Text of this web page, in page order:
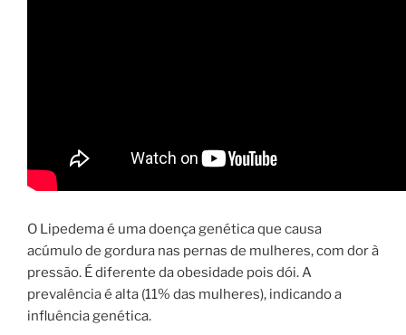
O Lipedema é uma doença genética que causa
acúmulo de gordura nas pernas de mulheres, com dor à
pressão. É diferente da obesidade pois dói. A
prevalência é alta (11% das mulheres), indicando a
influência genética.